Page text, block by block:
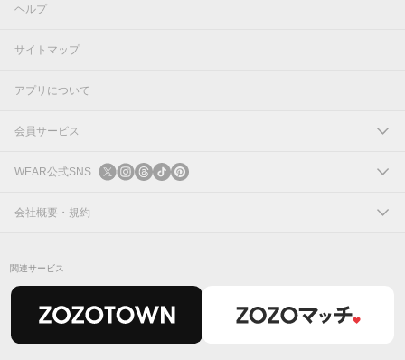
ヘルプ
サイトマップ
アプリについて
会員サービス
ログイン
新規会員登録
WEAR公式SNS
X
会社概要・規約
関連サービス